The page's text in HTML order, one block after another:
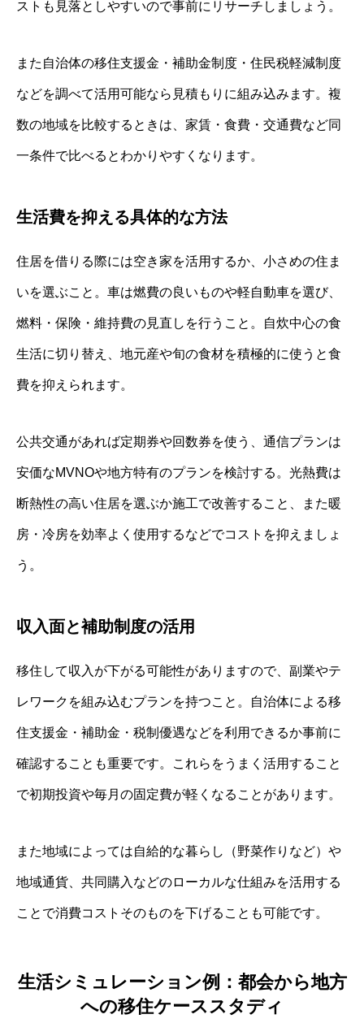
ストも見落としやすいので事前にリサーチしましょう。
また自治体の移住支援金・補助金制度・住民税軽減制度
などを調べて活用可能なら見積もりに組み込みます。複
数の地域を比較するときは、家賃・食費・交通費など同
一条件で比べるとわかりやすくなります。
生活費を抑える具体的な方法
住居を借りる際には空き家を活用するか、小さめの住ま
いを選ぶこと。車は燃費の良いものや軽自動車を選び、
燃料・保険・維持費の見直しを行うこと。自炊中心の食
生活に切り替え、地元産や旬の食材を積極的に使うと食
費を抑えられます。
公共交通があれば定期券や回数券を使う、通信プランは
安価なMVNOや地方特有のプランを検討する。光熱費は
断熱性の高い住居を選ぶか施工で改善すること、また暖
房・冷房を効率よく使用するなどでコストを抑えましょ
う。
収入面と補助制度の活用
移住して収入が下がる可能性がありますので、副業やテ
レワークを組み込むプランを持つこと。自治体による移
住支援金・補助金・税制優遇などを利用できるか事前に
確認することも重要です。これらをうまく活用すること
で初期投資や毎月の固定費が軽くなることがあります。
また地域によっては自給的な暮らし（野菜作りなど）や
地域通貨、共同購入などのローカルな仕組みを活用する
ことで消費コストそのものを下げることも可能です。
生活シミュレーション例：都会から地方
への移住ケーススタディ